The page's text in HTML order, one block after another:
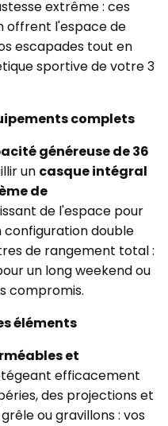
extrême : ces
offrent l'espace de
escapades tout en
sportive de votre 3
complets
généreuse de 36
un casque intégral
de
de l'espace pour
configuration double
de rangement total :
un long weekend ou
compromis.
éléments
et
efficacement
des projections et
ou gravillons : vos